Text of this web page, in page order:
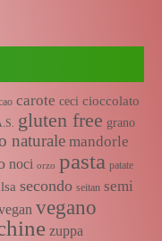
carote ceci cioccolato
gluten free grano
naturale mandorle
noci orzo pasta patate
secondo seitan semi
vegano
zuppa